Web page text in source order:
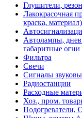
Глушители,
Лакокрасочная
краска, материал)
Автолампы,
габаритные огни
Фильтра
Свечи
Сигналы
Радиостанции
Расходные
Хоз., пром.
Подогреватели,